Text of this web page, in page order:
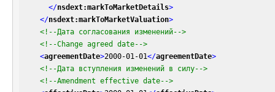
</nsdext:markToMarketDetails>
</nsdext:markToMarketValuation>
<!--Дата согласования изменений-->
<!--Change agreed date-->
<agreementDate>2000-01-01</agreementDate>
<!--Дата вступления изменений в силу-->
<!--Amendment effective date-->